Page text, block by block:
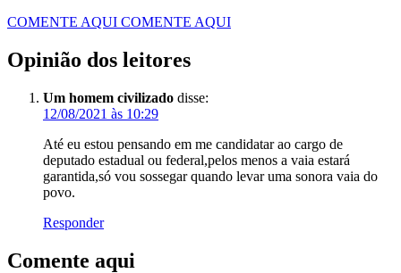
COMENTE AQUI COMENTE AQUI
Opinião dos leitores
Um homem civilizado disse:
12/08/2021 às 10:29
Até eu estou pensando em me candidatar ao cargo de
deputado estadual ou federal,pelos menos a vaia estará
garantida,só vou sossegar quando levar uma sonora vaia do
povo.
Responder
Comente aqui